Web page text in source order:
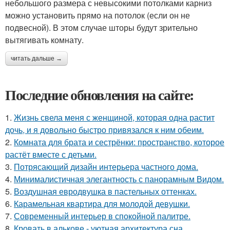
небольшого размера с невысокими потолками карниз
можно установить прямо на потолок (если он не
подвесной). В этом случае шторы будут зрительно
вытягивать комнату.
читать дальше →
Последние обновления на сайте:
1. Жизнь свела меня с женщиной, которая одна растит
дочь, и я довольно быстро привязался к ним обеим.
2. Комната для брата и сестрёнки: пространство, которое
растёт вместе с детьми.
3. Потрясающий дизайн интерьера частного дома.
4. Минималистичная элегантность с панорамным Видом.
5. Воздушная евродвушка в пастельных оттенках.
6. Карамельная квартира для молодой девушки.
7. Современный интерьер в спокойной палитре.